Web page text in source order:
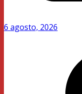
6 agosto, 2026